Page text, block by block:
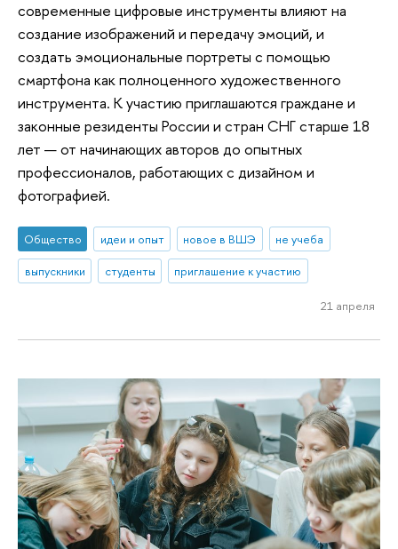
современные цифровые инструменты влияют на
создание изображений и передачу эмоций, и
создать эмоциональные портреты с помощью
смартфона как полноценного художественного
инструмента. К участию приглашаются граждане и
законные резиденты России и стран СНГ старше 18
лет — от начинающих авторов до опытных
профессионалов, работающих с дизайном и
фотографией.
Общество идеи и опыт новое в ВШЭ
не учеба
выпускники
студенты приглашение к участию
21 апреля